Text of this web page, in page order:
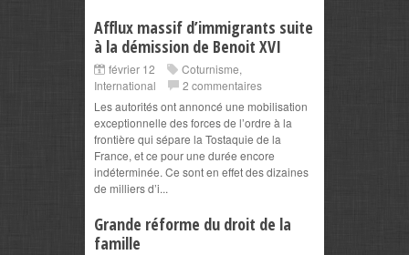
Afflux massif d’immigrants suite
à la démission de Benoit XVI
février 12 Coturnisme,
International
2 commentaires
Les autorités ont annoncé une mobilisation
exceptionnelle des forces de l’ordre à la
frontière qui sépare la Tostaquie de la
France, et ce pour une durée encore
indéterminée. Ce sont en effet des dizaines
de milliers d’i...
Grande réforme du droit de la
famille